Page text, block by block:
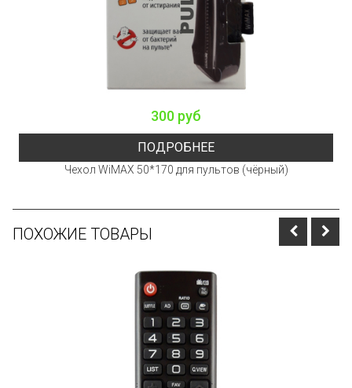
300 руб
ПОДРОБНЕЕ
Чехол WiMAX 50*170 для пультов (чёрный)
ПОХОЖИЕ ТОВАРЫ